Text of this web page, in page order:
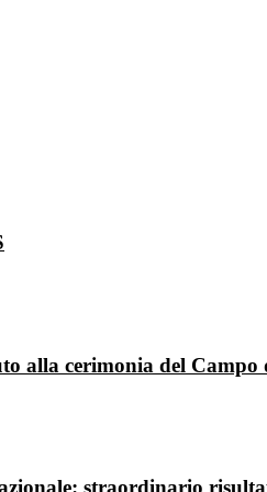
alla cerimonia del Campo
straordinario